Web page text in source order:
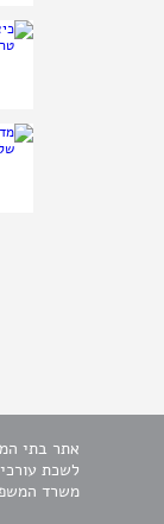
אתר בתי
לשכת
משרד